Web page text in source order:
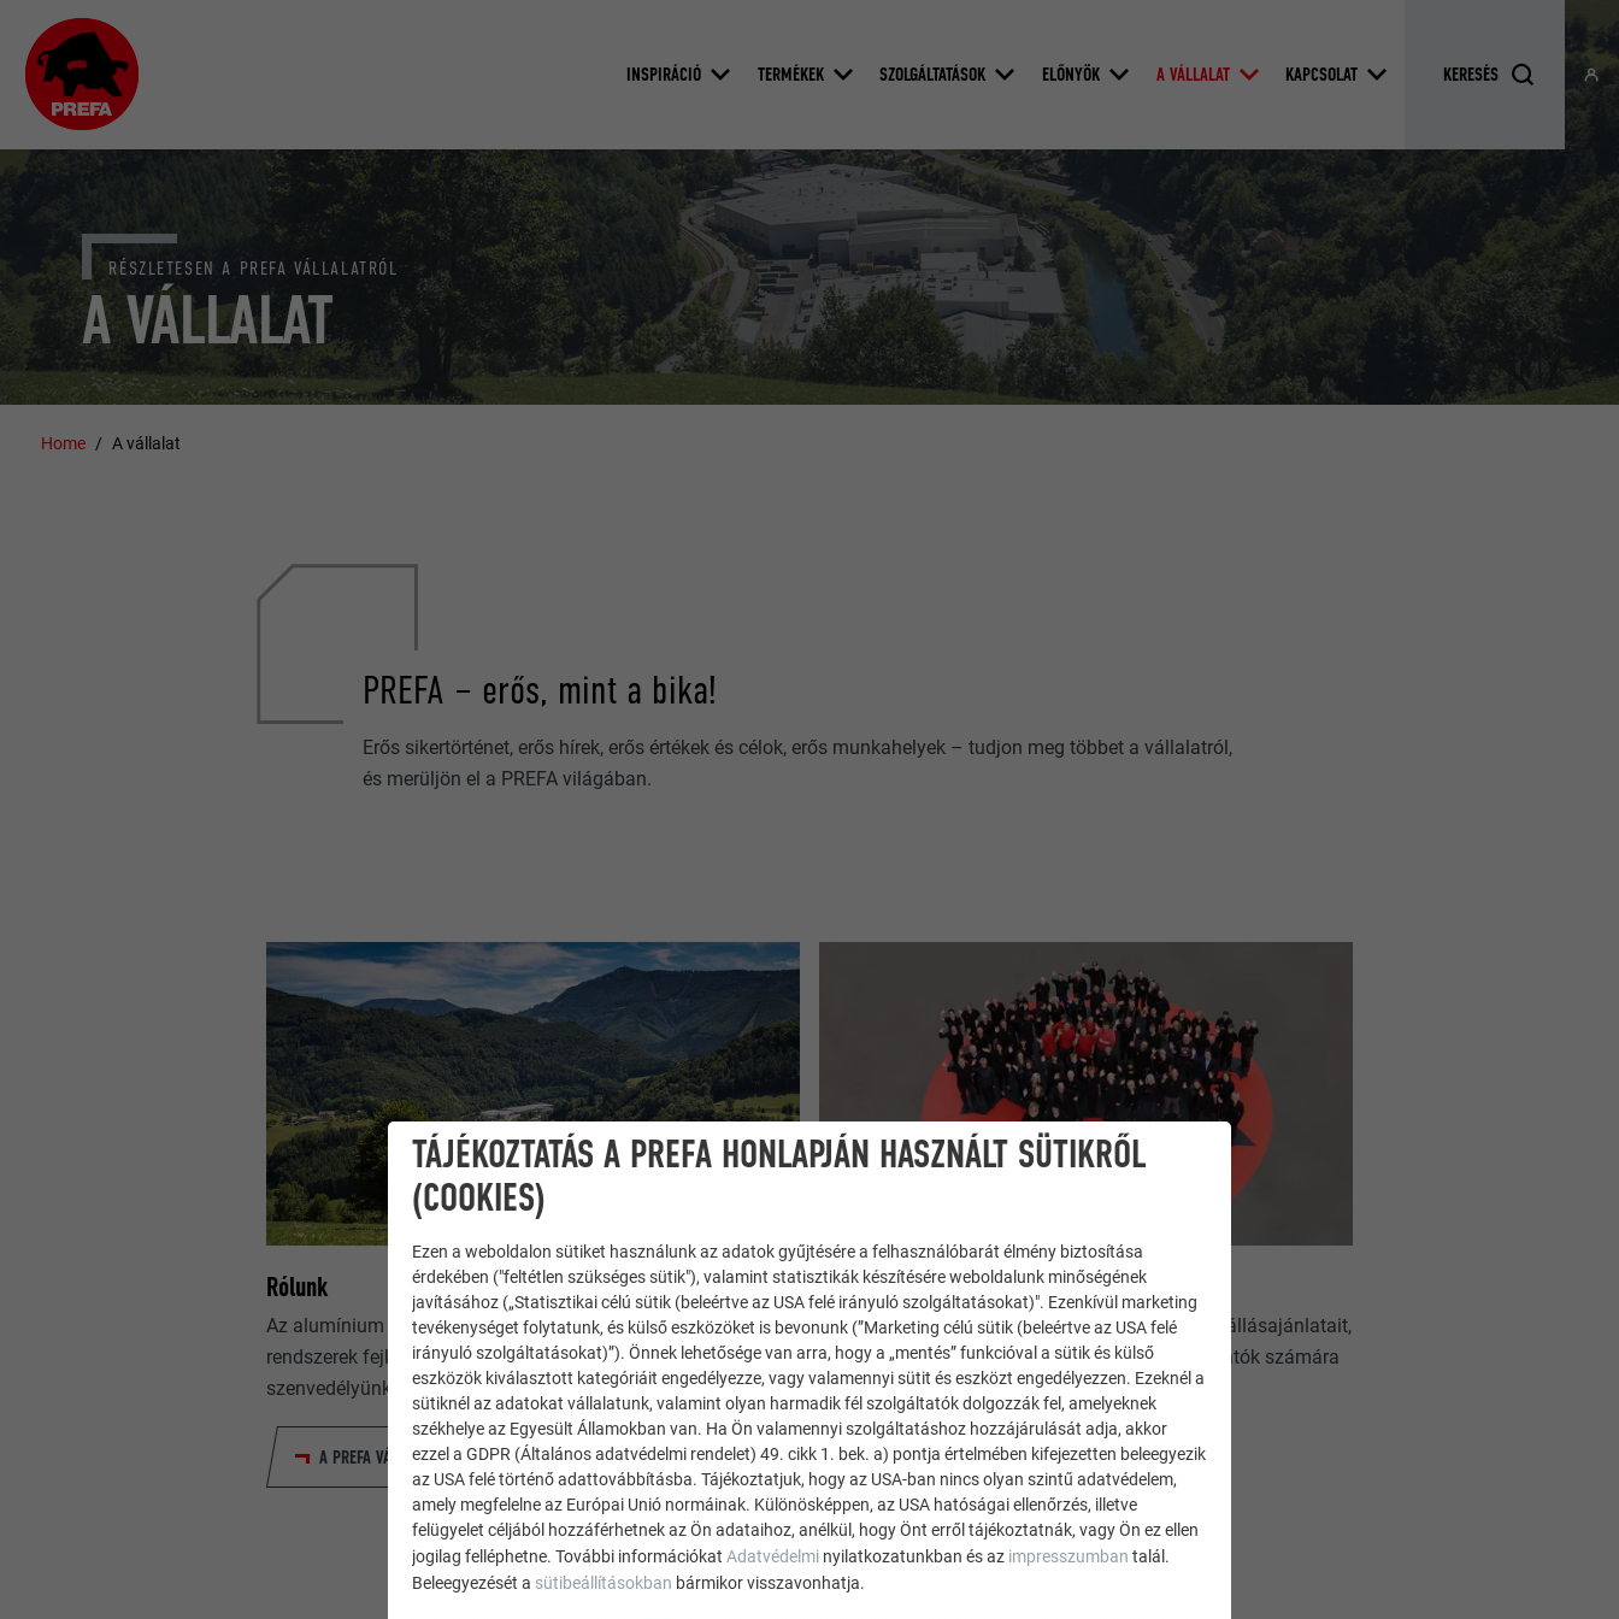
INSPIRÁCIÓ TERMÉKEK SZOLGÁLTATÁSOK ELŐNYÖK A VÁLLALAT KAPCSOLAT
A VÁLLALAT
RÉSZLETESEN A PREFA VÁLLALATRÓL
Home A vállalat
PREFA – erős, mint a bika!
Erős sikertörténet, erős hírek, erős értékek és célok, erős munkahelyek – tudjon meg többet a vállalatról,
és merüljön el a PREFA világában.
Rólunk
Az alumínium tetőfedő, napelemes és homlokzatburkolati
rendszerek fejlesztése és gyártása 1946 óta a nagy
szenvedélyünk.
A PREFA VÁLLALATRÓL
Karrier a PREFA vállalatnál
Karrierportálunkon megtalálja a PREFA aktuális állásajánlatait,
valamint az ipari és szakmunkástanulók / hallgatók számára
kínált információkat. Látogasson el portálunkra!
TOVÁBB A KARRIERPORTÁLRA
TÁJÉKOZTATÁS A PREFA HONLAPJÁN HASZNÁLT SÜTIKRŐL
(COOKIES)
Ezen a weboldalon sütiket használunk az adatok gyűjtésére a felhasználóbarát élmény biztosítása
érdekében ("feltétlen szükséges sütik"), valamint statisztikák készítésére weboldalunk minőségének
javításához („Statisztikai célú sütik (beleértve az USA felé irányuló szolgáltatásokat)". Ezenkívül marketing
tevékenységet folytatunk, és külső eszközöket is bevonunk (”Marketing célú sütik (beleértve az USA felé
irányuló szolgáltatásokat)”). Önnek lehetősége van arra, hogy a „mentés” funkcióval a sütik és külső
eszközök kiválasztott kategóriáit engedélyezze, vagy valamennyi sütit és eszközt engedélyezzen. Ezeknél a
sütiknél az adatokat vállalatunk, valamint olyan harmadik fél szolgáltatók dolgozzák fel, amelyeknek
székhelye az Egyesült Államokban van. Ha Ön valamennyi szolgáltatáshoz hozzájárulását adja, akkor
ezzel a GDPR (Általános adatvédelmi rendelet) 49. cikk 1. bek. a) pontja értelmében kifejezetten beleegyezik
az USA felé történő adattovábbításba. Tájékoztatjuk, hogy az USA-ban nincs olyan szintű adatvédelem,
amely megfelelne az Európai Unió normáinak. Különösképpen, az USA hatóságai ellenőrzés, illetve
felügyelet céljából hozzáférhetnek az Ön adataihoz, anélkül, hogy Önt erről tájékoztatnák, vagy Ön ez ellen
jogilag felléphetne. További információkat Adatvédelmi nyilatkozatunkban és az impresszumban talál.
Beleegyezését a sütibeállításokban bármikor visszavonhatja.